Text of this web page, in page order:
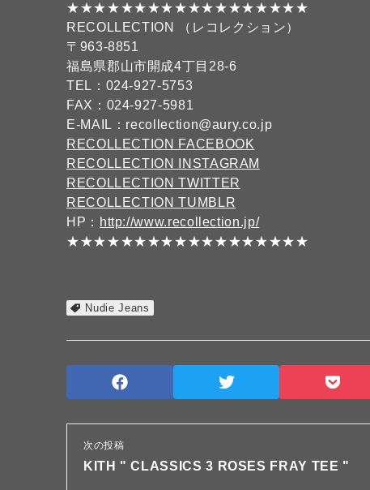
★★★★★★★★★★★★★★★★★★
RECOLLECTION （レコレクション）
〒963-8851
福島県郡山市開成4丁目28-6
TEL：024-927-5753
FAX：024-927-5981
E-MAIL：recollection@aury.co.jp
RECOLLECTION FACEBOOK
RECOLLECTION INSTAGRAM
RECOLLECTION TWITTER
RECOLLECTION TUMBLR
HP： http://www.recollection.jp/
★★★★★★★★★★★★★★★★★★
Nudie Jeans
次の投稿
KITH " CLASSICS 3 ROSES FRAY TEE "